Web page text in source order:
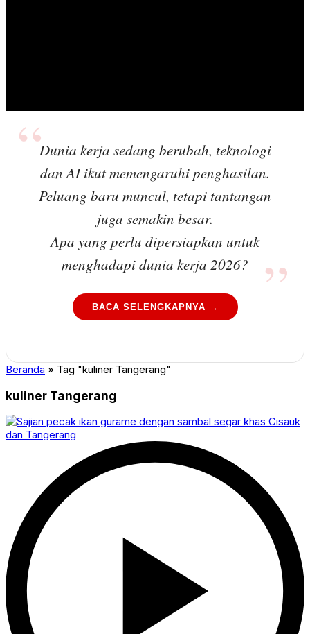
Dunia kerja sedang berubah, teknologi
dan AI ikut memengaruhi penghasilan.
Peluang baru muncul, tetapi tantangan
juga semakin besar.
Apa yang perlu dipersiapkan untuk
menghadapi dunia kerja 2026?
BACA SELENGKAPNYA →
Beranda » Tag "kuliner Tangerang"
kuliner Tangerang